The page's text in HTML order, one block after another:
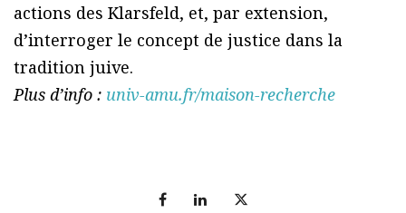
actions des Klarsfeld, et, par extension,
d’interroger le concept de justice dans la
tradition juive.
Plus d’info : univ-amu.fr/maison-recherche